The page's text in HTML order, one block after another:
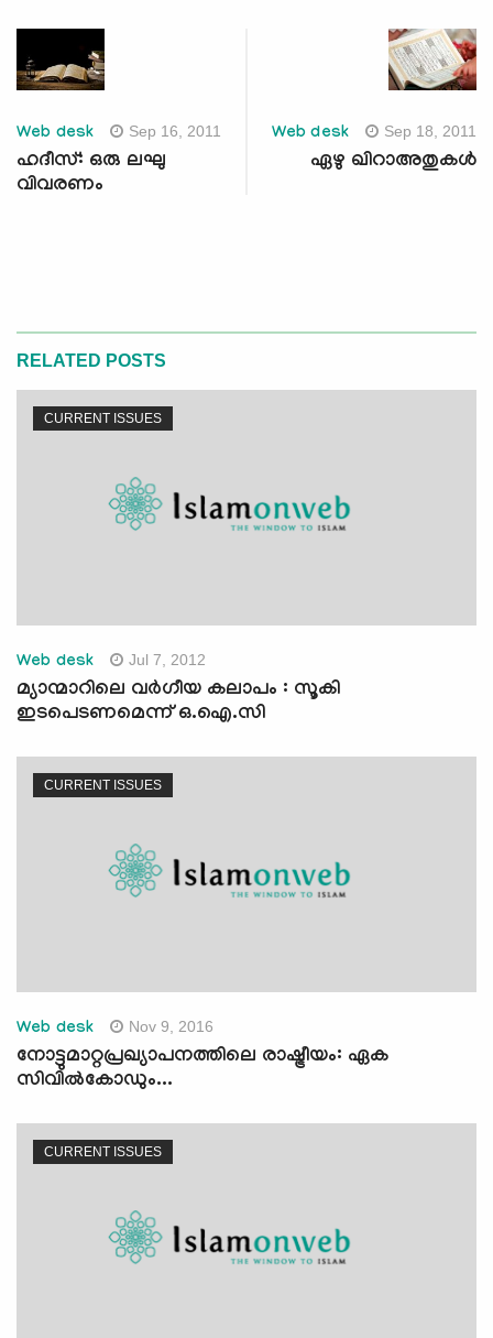
Web desk Sep 16, 2011
ഹദീസ്: ഒരു ലഘു
വിവരണം
Web desk Sep 18, 2011
ഏഴു ഖിറാഅതുകള്‍
RELATED POSTS
CURRENT ISSUES
Web desk Jul 7, 2012
മ്യാന്മാറിലെ വര്‍ഗീയ കലാപം : സൂകി
ഇടപെടണമെന്ന് ഒ.ഐ.സി
CURRENT ISSUES
Web desk Nov 9, 2016
നോട്ടുമാറ്റപ്രഖ്യാപനത്തിലെ രാഷ്ട്രീയം: ഏക
സിവില്‍കോഡും...
CURRENT ISSUES